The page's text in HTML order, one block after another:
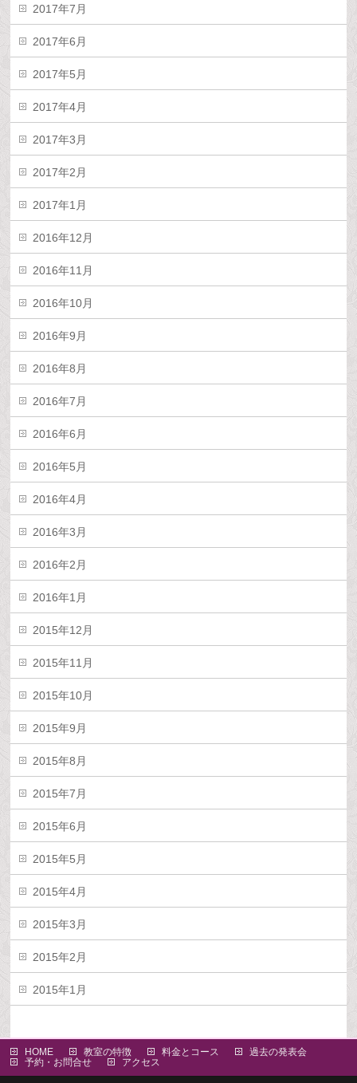
2017年7月
2017年6月
2017年5月
2017年4月
2017年3月
2017年2月
2017年1月
2016年12月
2016年11月
2016年10月
2016年9月
2016年8月
2016年7月
2016年6月
2016年5月
2016年4月
2016年3月
2016年2月
2016年1月
2015年12月
2015年11月
2015年10月
2015年9月
2015年8月
2015年7月
2015年6月
2015年5月
2015年4月
2015年3月
2015年2月
2015年1月
HOME 教室の特徴 料金とコース
過去の発表会
予約・お問合せ
アクセス